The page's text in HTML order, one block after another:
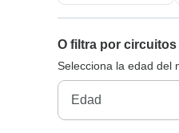
O filtra por
Selecciona la edad del